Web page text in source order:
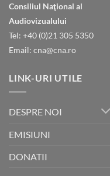
Consiliul Naţional al
Audiovizualului
Tel: +40 (0)21 305 5350
Email: cna@cna.ro
LINK-URI UTILE
DESPRE NOI
EMISIUNI
DONATII